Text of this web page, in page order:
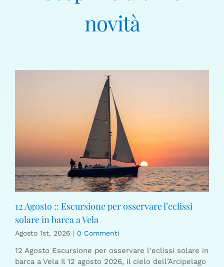
novità
12 Agosto :: Escursione per osservare l’eclissi
solare in barca a Vela
Agosto 1st, 2026 | 0 Commenti
12 Agosto Escursione per osservare l'eclissi solare in
barca a Vela Il 12 agosto 2026, il cielo dell’Arcipelago